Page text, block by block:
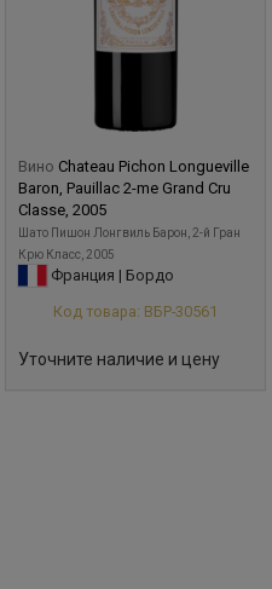
Вино Chateau Pichon Longueville
Baron, Pauillac 2-me Grand Cru
Classe, 2005
Шато Пишон Лонгвиль Барон, 2-й Гран
Крю Класс, 2005
Франция | Бордо
Код товара: ВБР-30561
Уточните наличие и цену